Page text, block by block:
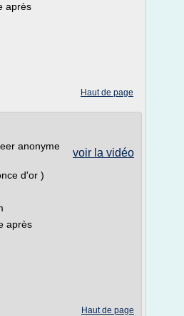
après
Haut de page
voir la vidéo
anonyme
d'or )
après
Haut de page